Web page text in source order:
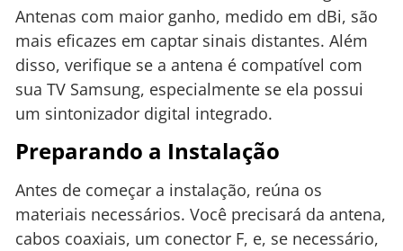
Antenas com maior ganho, medido em dBi, são
mais eficazes em captar sinais distantes. Além
disso, verifique se a antena é compatível com
sua TV Samsung, especialmente se ela possui
um sintonizador digital integrado.
Preparando a Instalação
Antes de começar a instalação, reúna os
materiais necessários. Você precisará da antena,
cabos coaxiais, um conector F, e, se necessário,